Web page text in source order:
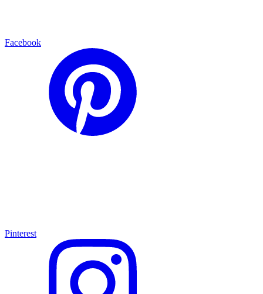
Facebook
Pinterest